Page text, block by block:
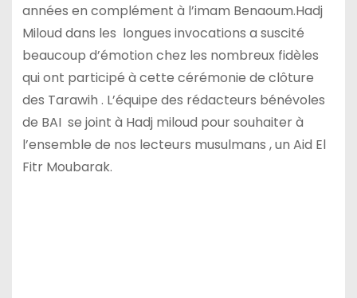
années en complément à l’imam Benaoum.Hadj
Miloud dans les longues invocations a suscité
beaucoup d’émotion chez les nombreux fidèles
qui ont participé à cette cérémonie de clôture
des Tarawih . L’équipe des rédacteurs bénévoles
de BAI se joint à Hadj miloud pour souhaiter à
l’ensemble de nos lecteurs musulmans , un Aid El
Fitr Moubarak.